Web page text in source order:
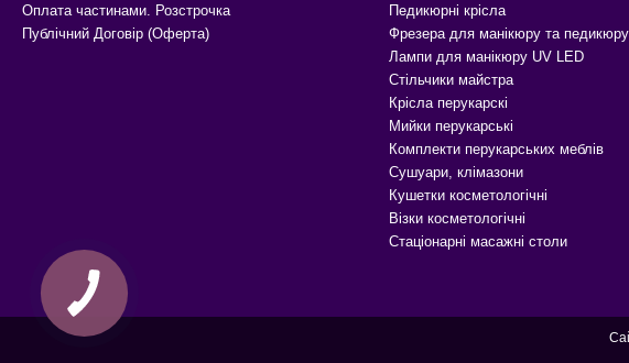
Оплата частинами. Розстрочка
Публічний Договір (Оферта)
Педикюрні крісла
Фрезера для манікюру та педикюру
Лампи для манікюру UV LED
Стільчики майстра
Крісла перукарскі
Мийки перукарські
Комплекти перукарських меблів
Сушуари, клімазони
Кушетки косметологічні
Візки косметологічні
Стаціонарні масажні столи